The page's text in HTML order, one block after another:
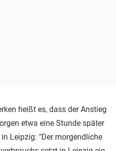
heißt es, dass der Anstieg
etwa eine Stunde später
Leipzig: "Der morgendliche